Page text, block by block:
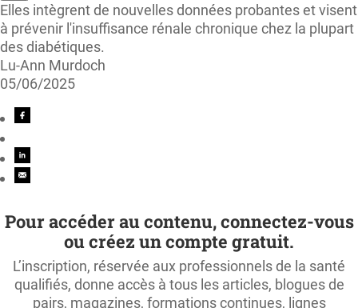
Elles intègrent de nouvelles données probantes et visent
à prévenir l'insuffisance rénale chronique chez la plupart
des diabétiques.
Lu-Ann Murdoch
05/06/2025
Pour accéder au contenu, connectez-vous
ou créez un compte gratuit.
L’inscription, réservée aux professionnels de la santé
qualifiés, donne accès à tous les articles, blogues de
pairs, magazines, formations continues, lignes